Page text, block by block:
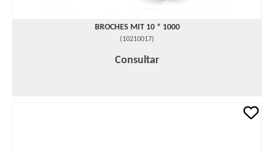
BROCHES MIT 10 * 1000
(10210017)
Consultar